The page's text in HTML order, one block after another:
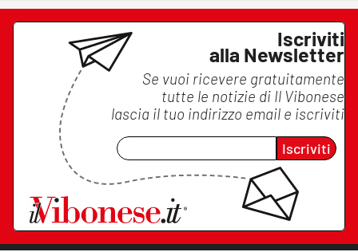
Iscriviti
alla Newsletter
Se vuoi ricevere gratuitamente
tutte le notizie di Il Vibonese
lascia il tuo indirizzo email e iscriviti
Iscriviti